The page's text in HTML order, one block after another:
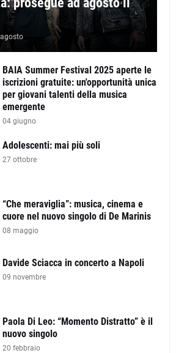
BAIA Summer Festival 2025 aperte le
iscrizioni gratuite: un'opportunità unica
per giovani talenti della musica
emergente
04 giugno
Adolescenti: mai più soli
27 ottobre
“Che meraviglia”: musica, cinema e
cuore nel nuovo singolo di De Marinis
08 maggio
Davide Sciacca in concerto a Napoli
09 novembre
Paola Di Leo: “Momento Distratto” è il
nuovo singolo
20 febbraio